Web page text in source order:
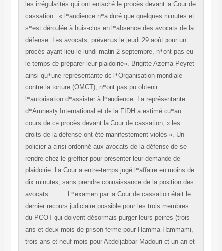
les irrégularités qui ont entaché le procès devant la Cour de
cassation : « l *audience n*a duré que quelques minutes et
s*est déroulée à huis-clos en l *absence des avocats de la
défense. Les avocats, prévenus le jeudi 29 août pour un
procès ayant lieu le lundi matin 2 septembre, n*ont pas eu
le temps de préparer leur plaidoirie». Brigitte Azema-Peyret
ainsi qu*une représentante de l *Organisation mondiale
contre la torture (OMCT), n*ont pas pu obtenir
*autorisation d*assister à l *audience. La représentante
d*Amnesty International et de la FIDH a estimé qu*au
cours de ce procès devant la Cour de cassation, « les
droits de la défense ont été manifestement violés ». Un
policier a ainsi ordonné aux avocats de la défense de se
rendre chez le greffier pour présenter leur demande de
plaidoirie. La Cour a entre-temps jugé l *affaire en moins de
dix minutes, sans prendre connaissance de la position des
avocats.
L*examen par la Cour de cassation était le
dernier recours judiciaire possible pour les trois membres
du PCOT qui doivent désormais purger leurs peines (trois
ans et deux mois de prison ferme pour Hamma Hammami,
trois ans et neuf mois pour Abdeljabbar Madouri et un an et